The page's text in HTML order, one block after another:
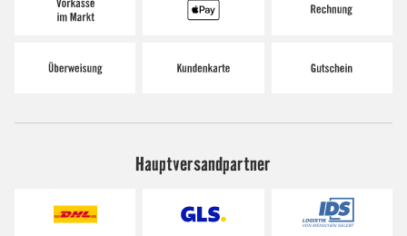
Hauptversandpartner